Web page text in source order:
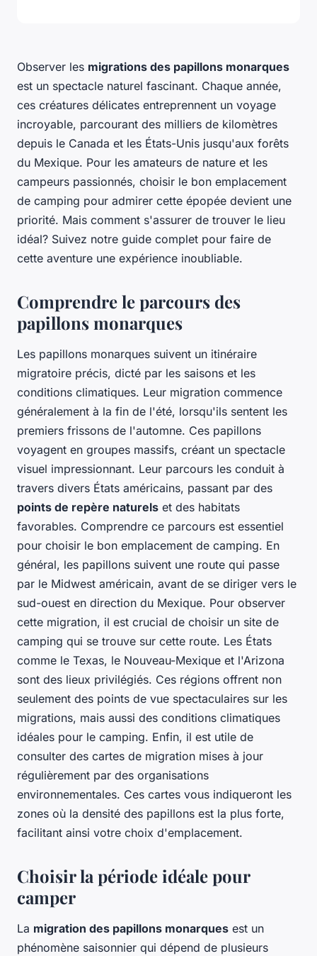
Observer les migrations des papillons monarques
est un spectacle naturel fascinant. Chaque année,
ces créatures délicates entreprennent un voyage
incroyable, parcourant des milliers de kilomètres
depuis le Canada et les États-Unis jusqu'aux forêts
du Mexique. Pour les amateurs de nature et les
campeurs passionnés, choisir le bon emplacement
de camping pour admirer cette épopée devient une
priorité. Mais comment s'assurer de trouver le lieu
idéal? Suivez notre guide complet pour faire de
cette aventure une expérience inoubliable.
Comprendre le parcours des
papillons monarques
Les papillons monarques suivent un itinéraire
migratoire précis, dicté par les saisons et les
conditions climatiques. Leur migration commence
généralement à la fin de l'été, lorsqu'ils sentent les
premiers frissons de l'automne. Ces papillons
voyagent en groupes massifs, créant un spectacle
visuel impressionnant. Leur parcours les conduit à
travers divers États américains, passant par des
points de repère naturels et des habitats
favorables. Comprendre ce parcours est essentiel
pour choisir le bon emplacement de camping. En
général, les papillons suivent une route qui passe
par le Midwest américain, avant de se diriger vers le
sud-ouest en direction du Mexique. Pour observer
cette migration, il est crucial de choisir un site de
camping qui se trouve sur cette route. Les États
comme le Texas, le Nouveau-Mexique et l'Arizona
sont des lieux privilégiés. Ces régions offrent non
seulement des points de vue spectaculaires sur les
migrations, mais aussi des conditions climatiques
idéales pour le camping. Enfin, il est utile de
consulter des cartes de migration mises à jour
régulièrement par des organisations
environnementales. Ces cartes vous indiqueront les
zones où la densité des papillons est la plus forte,
facilitant ainsi votre choix d'emplacement.
Choisir la période idéale pour
camper
La migration des papillons monarques est un
phénomène saisonnier qui dépend de plusieurs